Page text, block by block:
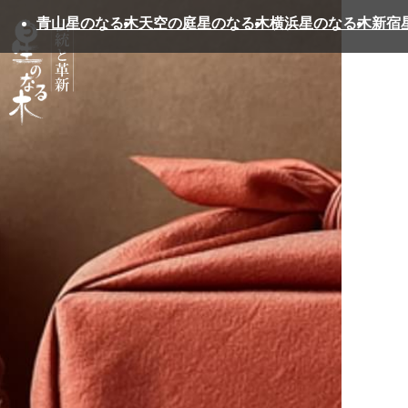
Hoshi no naruki
青山星のなる木天空の庭星のなる木横浜星のなる木新宿